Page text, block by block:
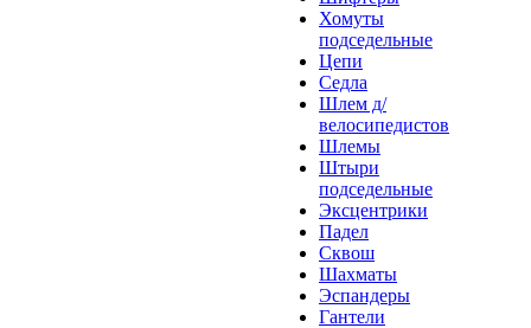
Хомуты
подседельные
Цепи
Седла
Шлем д/
велосипедистов
Шлемы
Штыри
подседельные
Эксцентрики
Падел
Сквош
Шахматы
Эспандеры
Гантели